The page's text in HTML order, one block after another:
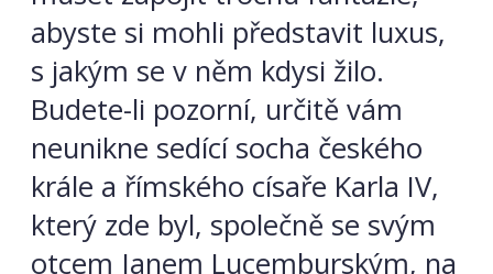
abyste si mohli představit luxus,
s jakým se v něm kdysi žilo.
Budete-li pozorní, určitě vám
neunikne sedící socha českého
krále a římského císaře Karla IV,
který zde byl, společně se svým
otcem Janem Lucemburským, na